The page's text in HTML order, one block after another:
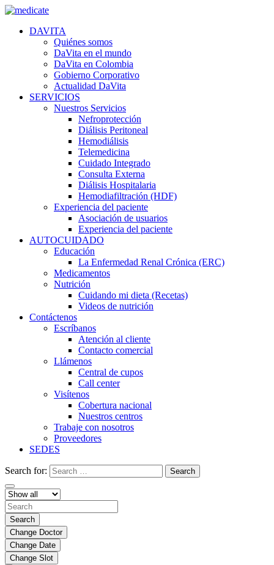
DAVITA
Quiénes somos
DaVita en el mundo
DaVita en Colombia
Gobierno Corporativo
Actualidad DaVita
SERVICIOS
Nuestros Servicios
Nefroprotección
Diálisis Peritoneal
Hemodiálisis
Telemedicina
Cuidado Integrado
Consulta Externa
Diálisis Hospitalaria
Hemodiafiltración (HDF)
Experiencia del paciente
Asociación de usuarios
Experiencia del paciente
AUTOCUIDADO
Educación
La Enfermedad Renal Crónica (ERC)
Medicamentos
Nutrición
Cuidando mi dieta (Recetas)
Videos de nutrición
Contáctenos
Escríbanos
Atención al cliente
Contacto comercial
Llámenos
Central de cupos
Call center
Visítenos
Cobertura nacional
Nuestros centros
Trabaje con nosotros
Proveedores
SEDES
Search for: Search
Search
Change Doctor
Change Date
Change Slot